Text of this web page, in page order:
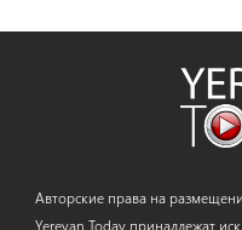
Авторские права на
Yerevan.Today принадлежат